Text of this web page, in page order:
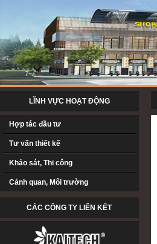
LĨNH VỰC HOẠT ĐỘNG
Hợp tác đầu tư
Tư vấn thiết kế
Khảo sát, Thi công
Cảnh quan, Môi trường
CÁC CÔNG TY LIÊN KẾT